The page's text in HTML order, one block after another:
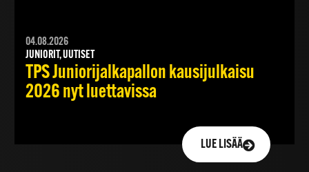
04.08.2026
JUNIORIT, UUTISET
TPS Juniorijalkapallon kausijulkaisu
2026 nyt luettavissa
LUE LISÄÄ